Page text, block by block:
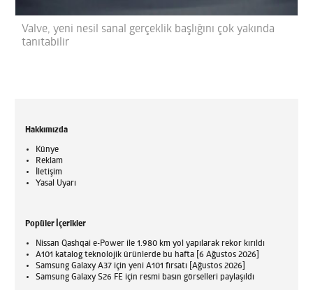
Valve, yeni nesil sanal gerçeklik başlığını çok yakında
tanıtabilir
Hakkımızda
Künye
Reklam
İletişim
Yasal Uyarı
Popüler İçerikler
Nissan Qashqai e-Power ile 1.980 km yol yapılarak rekor kırıldı
A101 katalog teknolojik ürünlerde bu hafta [6 Ağustos 2026]
Samsung Galaxy A37 için yeni A101 fırsatı [Ağustos 2026]
Samsung Galaxy S26 FE için resmi basın görselleri paylaşıldı